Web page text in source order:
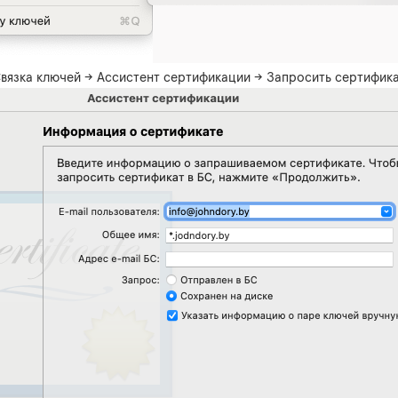
ключей → Ассистент сертификации → Запросить